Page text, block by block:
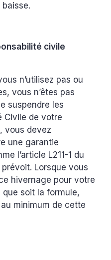
civile
n’utilisez pas ou
vous n’êtes pas
suspendre les
Civile de votre
vous devez
une garantie
l’article L211-1 du
Lorsque vous
hivernage pour votre
soit la formule,
minimum de cette